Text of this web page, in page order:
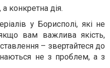
конкретна дія.
у Борисполі, які не
вам важлива якість,
– звертайтеся до
не з проблем, а з